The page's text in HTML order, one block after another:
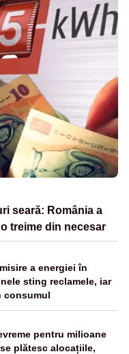
seară: România a
treime din necesar
a energiei în
sting reclamele, iar
consumul
pentru milioane
plătesc alocațiile,